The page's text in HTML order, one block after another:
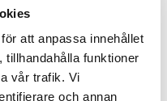
att anpassa innehållet
tillhandahålla funktioner
vår trafik. Vi
och annan
arbete. Till din
som du behöver ha koll